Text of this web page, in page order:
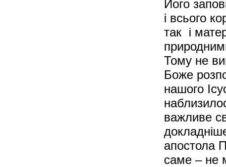
Його
і всього
так і
Тому не
Боже
нашого
важливе
апостола
саме – не